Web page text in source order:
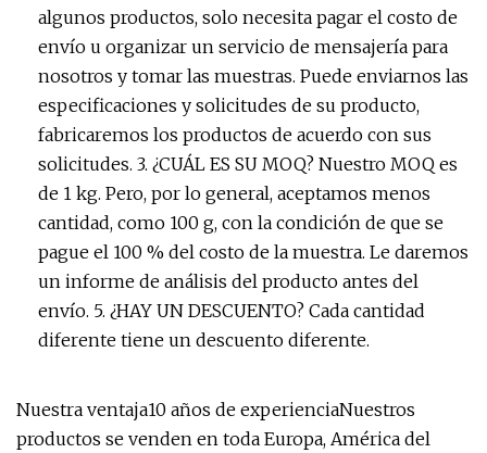
algunos productos, solo necesita pagar el costo de
envío u organizar un servicio de mensajería para
nosotros y tomar las muestras. Puede enviarnos las
especificaciones y solicitudes de su producto,
fabricaremos los productos de acuerdo con sus
solicitudes. 3. ¿CUÁL ES SU MOQ? Nuestro MOQ es
de 1 kg. Pero, por lo general, aceptamos menos
cantidad, como 100 g, con la condición de que se
pague el 100 % del costo de la muestra. Le daremos
un informe de análisis del producto antes del
envío. 5. ¿HAY UN DESCUENTO? Cada cantidad
diferente tiene un descuento diferente.
Nuestra ventaja10 años de experienciaNuestros
productos se venden en toda Europa, América del